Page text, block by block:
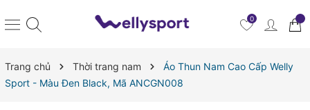
0
Trang chủ Thời trang nam
Áo Thun Nam Cao Cấp Welly
Sport - Màu Đen Black, Mã ANCGN008